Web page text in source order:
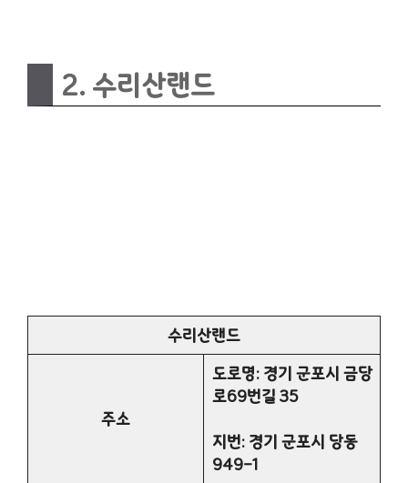
2. 수리산랜드
수리산랜드
주소
도로명: 경기 군포시 금당
로69번길 35
지번: 경기 군포시 당동
949-1